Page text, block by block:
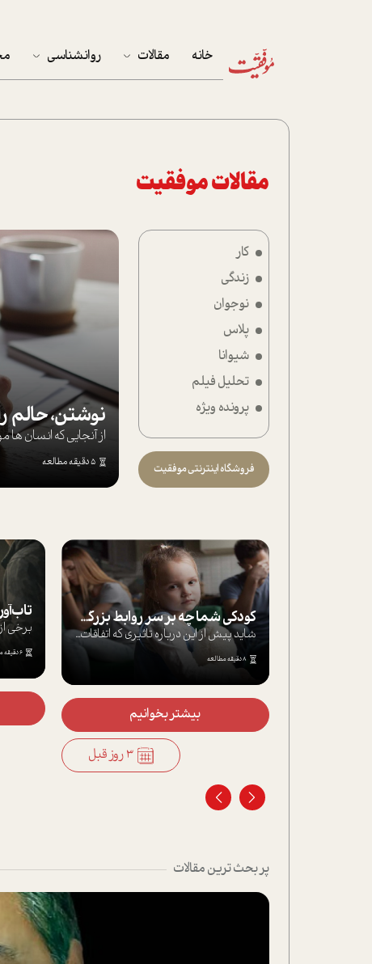
خانه مقالات
پرونده ویژه
داستان
روانشناسی
مقالات موفقیت
کار
زندگی
نوجوان
پلاس
شیوانا
تحلیل فیلم
پرونده ویژه
فروشگاه اینترنتی موفقیت
نوشتن، حالم
از آنجایی که انسان
5 دقیقه مطالعه
کودکی شما چه بر سر روابط بزرگسالی‌تان می‌آورد؟
شاید پیش از این درباره تاثیری که اتفاقات...
بیشتر بخوانیم
تاب‌آوری در
پر بحث ترین مقالات